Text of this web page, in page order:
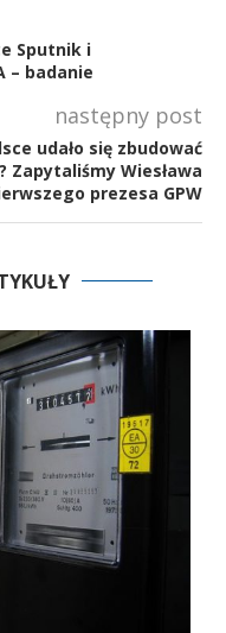
Sputnik i
– badanie
następny post
udało się zbudować
Zapytaliśmy Wiesława
prezesa GPW